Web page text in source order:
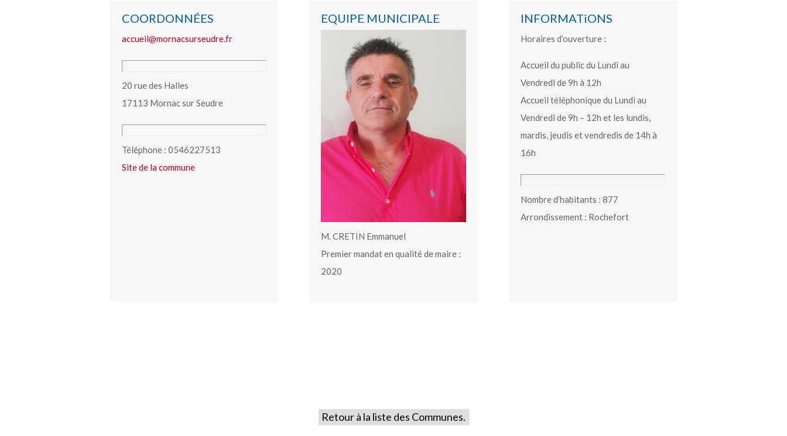
COORDONNÉES
accueil@mornacsurseudre.fr
20 rue des Halles
17113 Mornac sur Seudre
Téléphone : 0546227513
Site de la commune
EQUIPE MUNICIPALE
M. CRETIN Emmanuel
Premier mandat en qualité de maire :
2020
INFORMATiONS
Horaires d’ouverture :
Accueil du public du Lundi au
Vendredi de 9h à 12h
Accueil téléphonique du Lundi au
Vendredi de 9h – 12h et les lundis,
mardis, jeudis et vendredis de 14h à
16h
Nombre d’habitants : 877
Arrondissement : Rochefort
Retour à la liste des Communes.